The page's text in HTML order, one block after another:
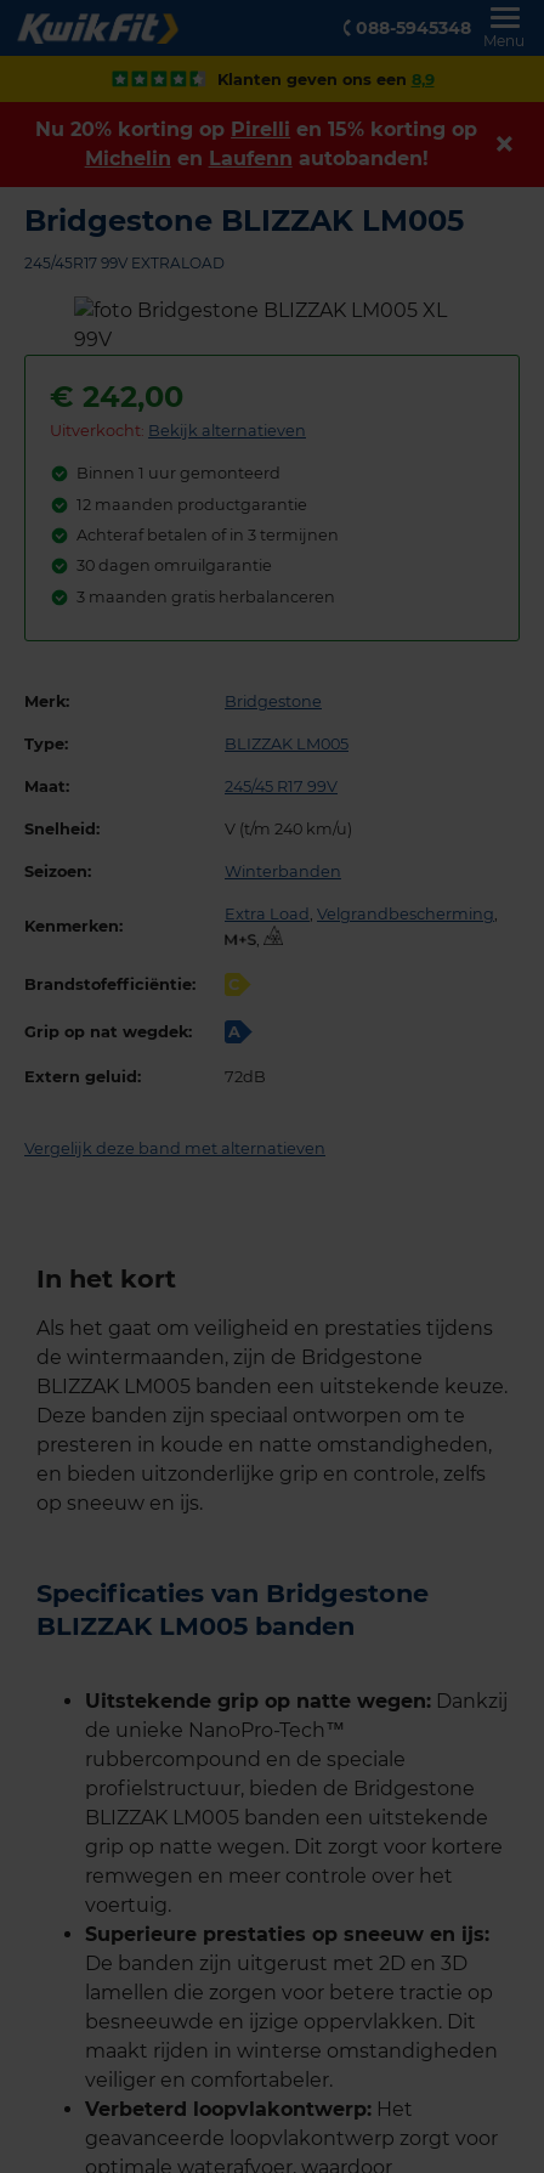
088-5945348
Menu
Klanten geven ons een 8,9
Nu 20% korting op Pirelli en 15% korting op
Michelin en Laufenn autobanden!
Bridgestone BLIZZAK LM005
245/45R17 99V EXTRALOAD
€ 242,00
Uitverkocht: Bekijk alternatieven
Binnen 1 uur gemonteerd
12 maanden productgarantie
Achteraf betalen of in 3 termijnen
30 dagen omruilgarantie
3 maanden gratis herbalanceren
Merk: Bridgestone
Type: BLIZZAK LM005
Maat: 245/45 R17 99V
Snelheid: V (t/m 240 km/u)
Seizoen: Winterbanden
Kenmerken:
Extra Load , Velgrandbescherming,
,
Brandstofefficiëntie: C
Grip op nat wegdek: A
Extern geluid: 72dB
Vergelijk deze band met alternatieven
In het kort
Als het gaat om veiligheid en prestaties tijdens
de wintermaanden, zijn de Bridgestone
BLIZZAK LM005 banden een uitstekende keuze.
Deze banden zijn speciaal ontworpen om te
presteren in koude en natte omstandigheden,
en bieden uitzonderlijke grip en controle, zelfs
op sneeuw en ijs.
Specificaties van Bridgestone
BLIZZAK LM005 banden
Uitstekende grip op natte wegen: Dankzij
de unieke NanoPro-Tech™
rubbercompound en de speciale
profielstructuur, bieden de Bridgestone
BLIZZAK LM005 banden een uitstekende
grip op natte wegen. Dit zorgt voor kortere
remwegen en meer controle over het
voertuig.
Superieure prestaties op sneeuw en ijs:
De banden zijn uitgerust met 2D en 3D
lamellen die zorgen voor betere tractie op
besneeuwde en ijzige oppervlakken. Dit
maakt rijden in winterse omstandigheden
veiliger en comfortabeler.
Verbeterd loopvlakontwerp: Het
geavanceerde loopvlakontwerp zorgt voor
optimale waterafvoer, waardoor